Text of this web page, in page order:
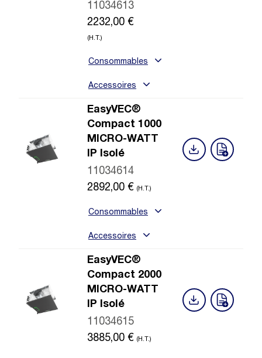
11034613
2232,00 €
(H.T.)
Consommables
Accessoires
EasyVEC®
Compact 1000
MICRO-WATT
IP Isolé
11034614
2892,00 € (H.T.)
Consommables
Accessoires
EasyVEC®
Compact 2000
MICRO-WATT
IP Isolé
11034615
3885,00 € (H.T.)